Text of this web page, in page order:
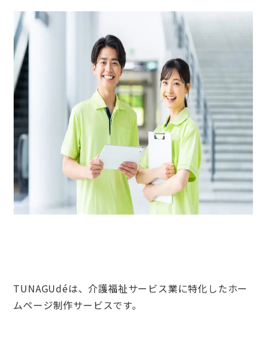
TUNAGUdéは、介護福祉サービス業に特化したホー
ムページ制作サービスです。